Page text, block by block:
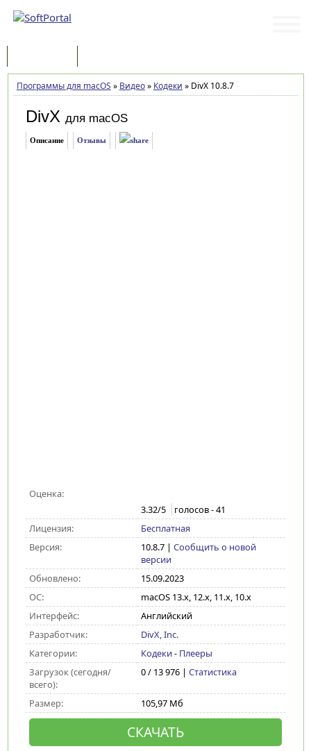
Программы для macOS » Видео» Кодеки »DivX 10.8.7
DivX для macOS
Описание Отзывы
Оценка:
3.32/5 голосов -41
Лицензия:
Бесплатная
Версия:
10.8.7| Сообщить о новой
версии
Обновлено:
15.09.2023
ОС:
macOS 13.x, 12.x, 11.x, 10.x
Интерфейс:
Английский
Разработчик:
DivX, Inc.
Категории:
Кодеки- Плееры
Загрузок (сегодня/
всего):
0 / 13 976 | Статистика
Размер: 105,97 Мб
СКАЧАТЬ